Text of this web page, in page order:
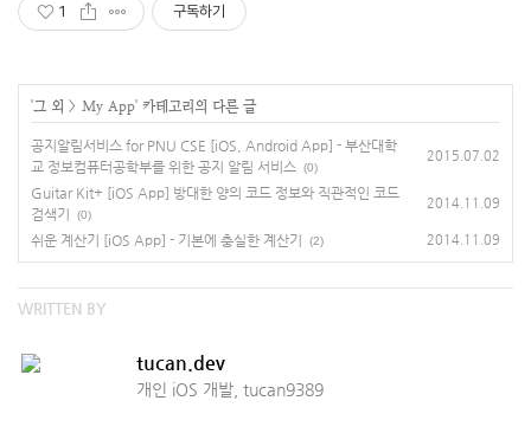
1 구독하기
'그 외 > My App' 카테고리의 다른 글
공지알림서비스 for PNU CSE [iOS, Android App] - 부산대학
교 정보컴퓨터공학부를 위한 공지 알림 서비스
(0)
2015.07.02
Guitar Kit+ [iOS App] 방대한 양의 코드 정보와 직관적인 코드
검색기
(0)
2014.11.09
쉬운 계산기 [iOS App] - 기본에 충실한 계산기 (2) 2014.11.09
WRITTEN BY
tucan.dev
개인 iOS 개발, tucan9389